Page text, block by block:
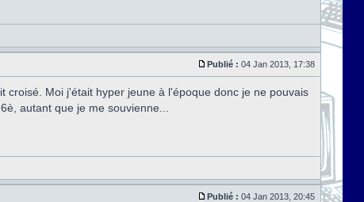
Publié : 04 Jan 2013, 17:38
Moi j'était hyper jeune à l'époque donc je ne pouvais
autant que je me souvienne...
Publié : 04 Jan 2013, 20:45